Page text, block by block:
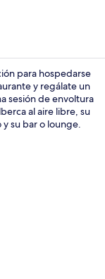
para hospedarse
y regálate un
sesión de envoltura
al aire libre, su
su bar o lounge.